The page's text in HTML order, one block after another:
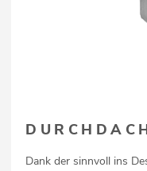
Dank der sinnvoll ins